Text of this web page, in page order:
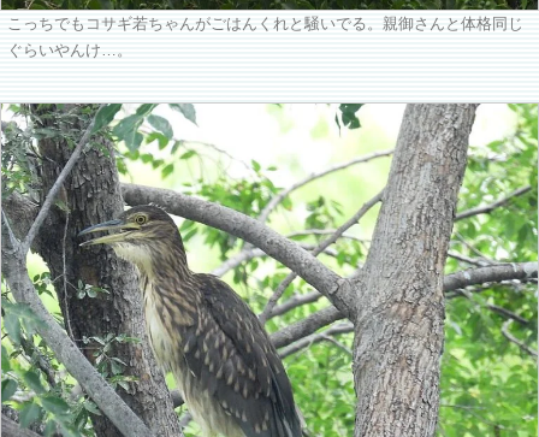
こっちでもコサギ若ちゃんがごはんくれと騒いでる。親御さんと体格同じ
ぐらいやんけ…。